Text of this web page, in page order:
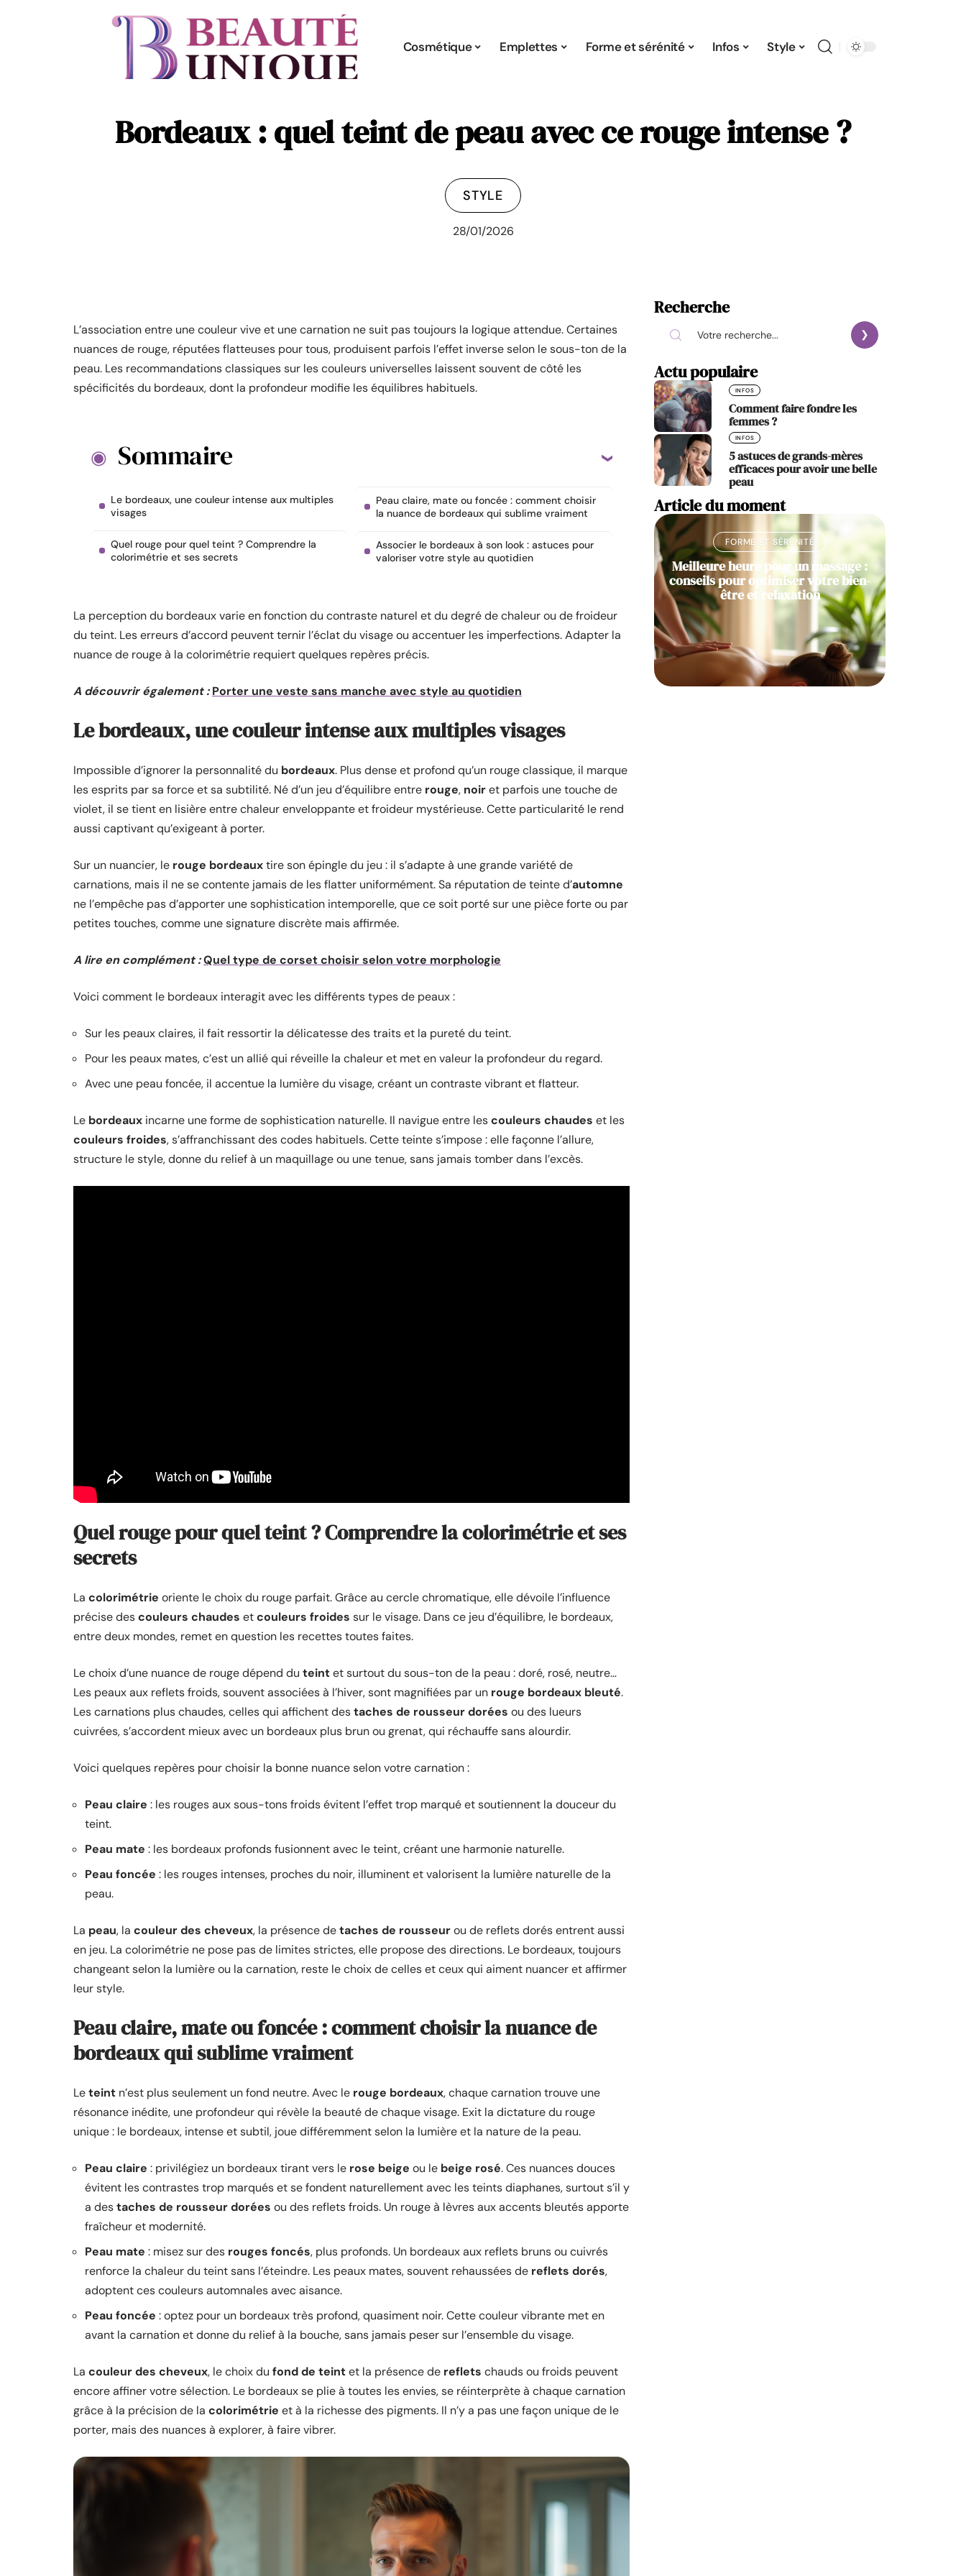
Cosmétique Emplettes Forme et sérénité Infos Style
Bordeaux : quel teint de peau avec ce rouge intense ?
STYLE
28/01/2026
L’association entre une couleur vive et une carnation ne suit pas toujours la logique attendue. Certaines
nuances de rouge, réputées flatteuses pour tous, produisent parfois l’effet inverse selon le sous-ton de la
peau. Les recommandations classiques sur les couleurs universelles laissent souvent de côté les
spécificités du bordeaux, dont la profondeur modifie les équilibres habituels.
Sommaire
Le bordeaux, une couleur intense aux multiples
visages
Quel rouge pour quel teint ? Comprendre la
colorimétrie et ses secrets
Peau claire, mate ou foncée : comment choisir
la nuance de bordeaux qui sublime vraiment
Associer le bordeaux à son look : astuces pour
valoriser votre style au quotidien
La perception du bordeaux varie en fonction du contraste naturel et du degré de chaleur ou de froideur
du teint. Les erreurs d’accord peuvent ternir l’éclat du visage ou accentuer les imperfections. Adapter la
nuance de rouge à la colorimétrie requiert quelques repères précis.
A découvrir également : Porter une veste sans manche avec style au quotidien
Le bordeaux, une couleur intense aux multiples visages
Impossible d’ignorer la personnalité du bordeaux. Plus dense et profond qu’un rouge classique, il marque
les esprits par sa force et sa subtilité. Né d’un jeu d’équilibre entre rouge, noiret parfois une touche de
violet, il se tient en lisière entre chaleur enveloppante et froideur mystérieuse. Cette particularité le rend
aussi captivant qu’exigeant à porter.
Sur un nuancier, le rouge bordeauxtire son épingle du jeu : il s’adapte à une grande variété de
carnations, mais il ne se contente jamais de les flatter uniformément. Sa réputation de teinte d’automne
ne l’empêche pas d’apporter une sophistication intemporelle, que ce soit porté sur une pièce forte ou par
petites touches, comme une signature discrète mais affirmée.
A lire en complément :Quel type de corset choisir selon votre morphologie
Voici comment le bordeaux interagit avec les différents types de peaux :
Sur les peaux claires, il fait ressortir la délicatesse des traits et la pureté du teint.
Pour les peaux mates, c’est un allié qui réveille la chaleur et met en valeur la profondeur du regard.
Avec une peau foncée, il accentue la lumière du visage, créant un contraste vibrant et flatteur.
Le bordeaux incarne une forme de sophistication naturelle. Il navigue entre lescouleurs chaudes et les
couleurs froides, s’affranchissant des codes habituels. Cette teinte s’impose : elle façonne l’allure,
structure le style, donne du relief à un maquillage ou une tenue, sans jamais tomber dans l’excès.
Quel rouge pour quel teint ? Comprendre la colorimétrie et ses
secrets
La colorimétrie oriente le choix du rouge parfait. Grâce au cercle chromatique, elle dévoile l’influence
précise descouleurs chaudes etcouleurs froides sur le visage. Dans ce jeu d’équilibre, le bordeaux,
entre deux mondes, remet en question les recettes toutes faites.
Le choix d’une nuance de rouge dépend du teintet surtout du sous-ton de la peau : doré, rosé, neutre…
Les peaux aux reflets froids, souvent associées à l’hiver, sont magnifiées par un rouge bordeaux bleuté.
Les carnations plus chaudes, celles qui affichent destaches de rousseur dorées ou des lueurs
cuivrées, s’accordent mieux avec un bordeaux plus brun ou grenat, qui réchauffe sans alourdir.
Voici quelques repères pour choisir la bonne nuance selon votre carnation :
Peau claire : les rouges aux sous-tons froids évitent l’effet trop marqué et soutiennent la douceur du
teint.
Peau mate : les bordeaux profonds fusionnent avec le teint, créant une harmonie naturelle.
Peau foncée : les rouges intenses, proches du noir, illuminent et valorisent la lumière naturelle de la
peau.
La peau, la couleur des cheveux, la présence detaches de rousseurou de reflets dorés entrent aussi
en jeu. La colorimétrie ne pose pas de limites strictes, elle propose des directions. Le bordeaux, toujours
changeant selon la lumière ou la carnation, reste le choix de celles et ceux qui aiment nuancer et affirmer
leur style.
Peau claire, mate ou foncée : comment choisir la nuance de
bordeaux qui sublime vraiment
Leteint n’est plus seulement un fond neutre. Avec le rouge bordeaux, chaque carnation trouve une
résonance inédite, une profondeur qui révèle la beauté de chaque visage. Exit la dictature du rouge
unique : le bordeaux, intense et subtil, joue différemment selon la lumière et la nature de la peau.
Peau claire : privilégiez un bordeaux tirant vers le rose beige ou le beige rosé. Ces nuances douces
évitent les contrastes trop marqués et se fondent naturellement avec les teints diaphanes, surtout s’il y
a destaches de rousseur dorées ou des reflets froids. Un rouge à lèvres aux accents bleutés apporte
fraîcheur et modernité.
Peau mate : misez sur des rouges foncés, plus profonds. Un bordeaux aux reflets bruns ou cuivrés
renforce la chaleur du teint sans l’éteindre. Les peaux mates, souvent rehaussées de reflets dorés,
adoptent ces couleurs automnales avec aisance.
Peau foncée : optez pour un bordeaux très profond, quasiment noir. Cette couleur vibrante met en
avant la carnation et donne du relief à la bouche, sans jamais peser sur l’ensemble du visage.
La couleur des cheveux, le choix du fond de teintet la présence de reflets chauds ou froids peuvent
encore affiner votre sélection. Le bordeaux se plie à toutes les envies, se réinterprète à chaque carnation
grâce à la précision de la colorimétrie et à la richesse des pigments. Il n’y a pas une façon unique de le
porter, mais des nuances à explorer, à faire vibrer.
Recherche
Actu populaire
INFOS
Comment faire fondre les
femmes ?
INFOS
5 astuces de grands-mères
efficaces pour avoir une belle
peau
Article du moment
FORME ET SÉRÉNITÉ
Meilleure heure pour un massage :
conseils pour optimiser votre bien-
être et relaxation